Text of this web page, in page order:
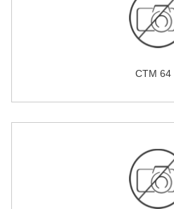
CTM 64